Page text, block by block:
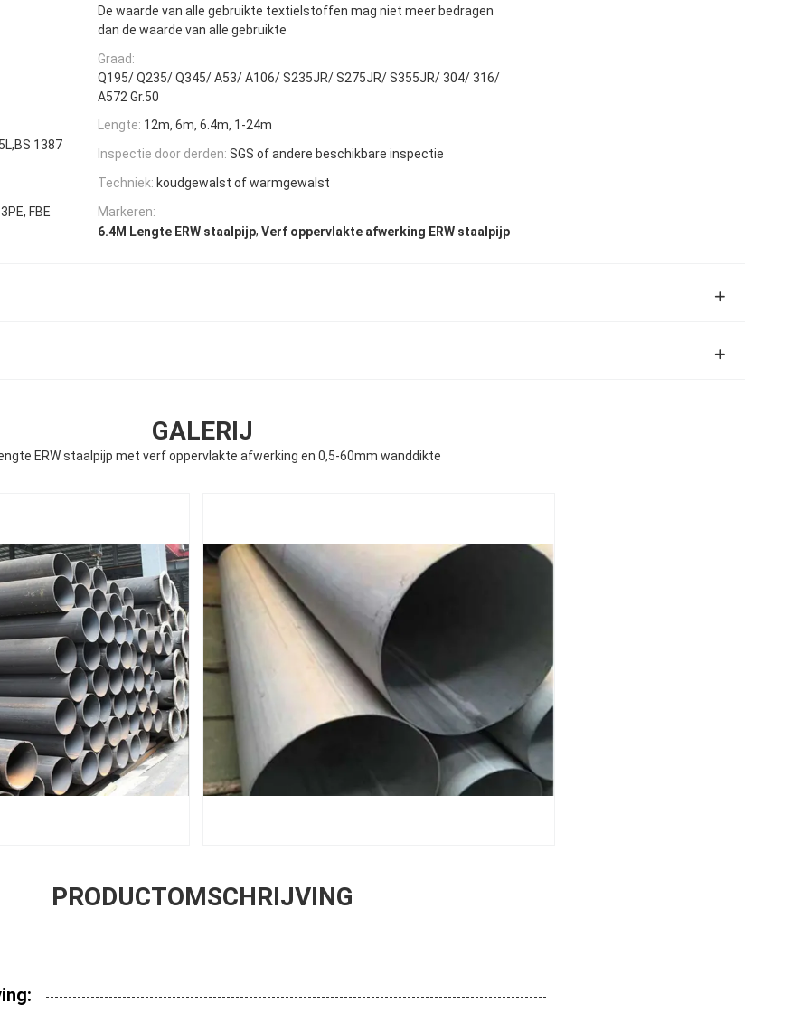
De waarde van alle gebruikte textielstoffen mag niet meer bedragen
dan de waarde van alle gebruikte
Graad:
Q195/ Q235/ Q345/ A53/ A106/ S235JR/ S275JR/ S355JR/ 304/ 316/
A572 Gr.50
1387
Lengte: 12m, 6m, 6.4m, 1-24m
Inspectie door derden: SGS of andere beschikbare inspectie
Techniek: koudgewalst of warmgewalst
FBE
Markeren:
6.4M Lengte ERW staalpijp, Verf oppervlakte afwerking ERW staalpijp
GALERIJ
ERW staalpijp met verf oppervlakte afwerking en 0,5-60mm wanddikte
PRODUCTOMSCHRIJVING